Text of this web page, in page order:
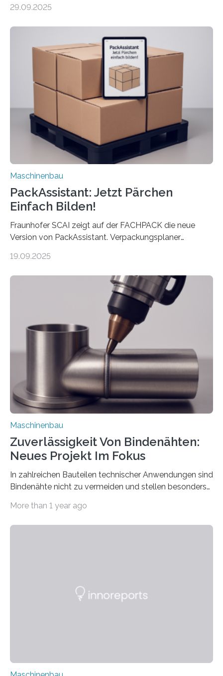
Mensch-Maschine-Schnittstelle so sehr vereinfacht,
Die zugrunde liegende Methodik lässt sich auf alle
anderen Maschinen übertragen. Eine Falzmaschine
umzurüsten ist ein Job für echte Profis. Eine solche
Maschine faltet in Druckereien Broschüren, Prospekte,
Landkarten und vieles mehr – mehrere Zehntausend
Exemplare pro Stunde. Je nach Maschinentyp und
Auftrag kann das Umrüsten…
29.09.2025
Maschinenbau
PackAssistant: Jetzt Pärchen
Einfach Bilden!
Fraunhofer SCAI zeigt auf der FACHPACK die neue
Version von PackAssistant. Verpackungsplaner
Automobil, Maschinenbau und in der Zulieferindustrie.
Teile als eine Einheit verpacken. Die Anordnung kann
der Benutzer vorgeben und erhält so mehr Kontrolle
über die Positionierung der Bauteile. Die ebenfalls neue
Automatisierungsschnittstelle dient dazu, die Software
besser in spezifische Unternehmensprozesse
einzubinden. Sankt Augustin – Zur Messe FACHPACK
vom 23. bis 25. September in Nürnberg…
19.09.2025
Maschinenbau
Zuverlässigkeit Von Bindenähten:
Neues Projekt Im Fokus
In zahlreichen Bauteilen technischer Anwendungen sind
Bindenähte nicht zu vermeiden und stellen besonders
Matrixmaterials eine große Herausforderung dar.
Durch den verstärkten Einsatz von Rezyklaten
More than 1 year ago